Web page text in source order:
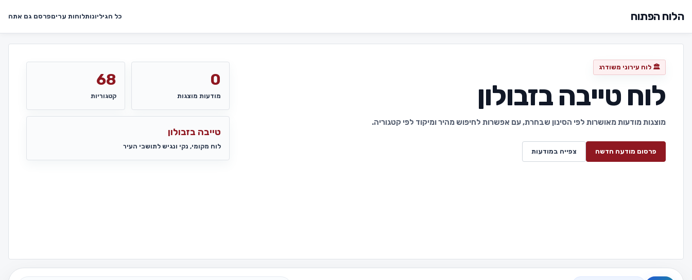
הלוח הפתוח כל הגיליונותלוחות עריםפרסם גם אתה
🏛️ לוח עירוני משודרג
לוח טייבה בזבולון
מוצגות מודעות מאושרות לפי הסינון שבחרת, עם אפשרות לחיפוש מהיר ומיקוד לפי קטגוריה.
פרסום מודעה חדשה צפייה במודעות
0
מודעות מוצגות
68
קטגוריות
טייבה בזבולון
לוח מקומי, נקי ונגיש לתושבי העיר